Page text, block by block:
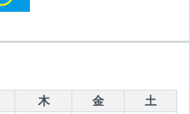
木 金 土